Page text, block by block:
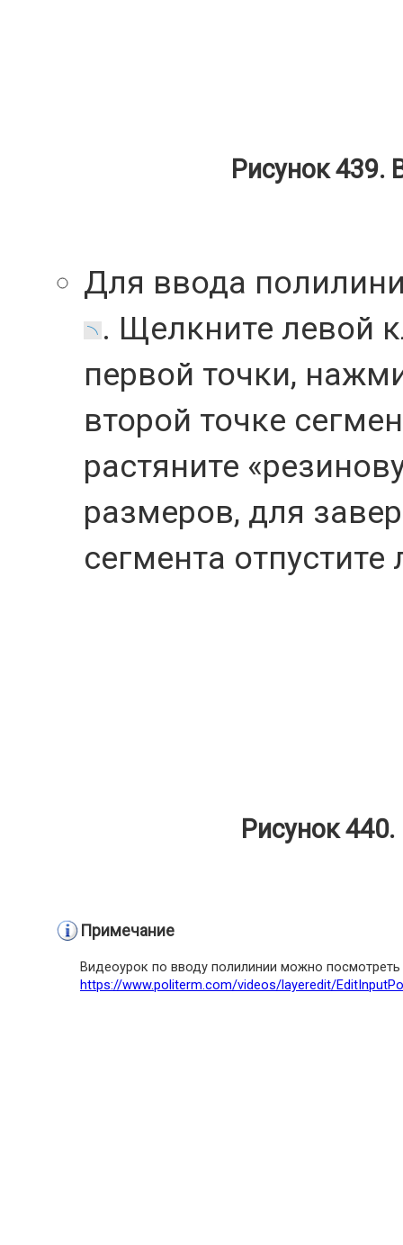
Рисунок 439.
Для ввода
. Щелкните левой
первой точки,
второй точке
растяните «
размеров, для
сегмента
Рисунок
Примечание
Видеоурок по вводу полилинии можно
https://www.politerm.com/videos/layeredit/